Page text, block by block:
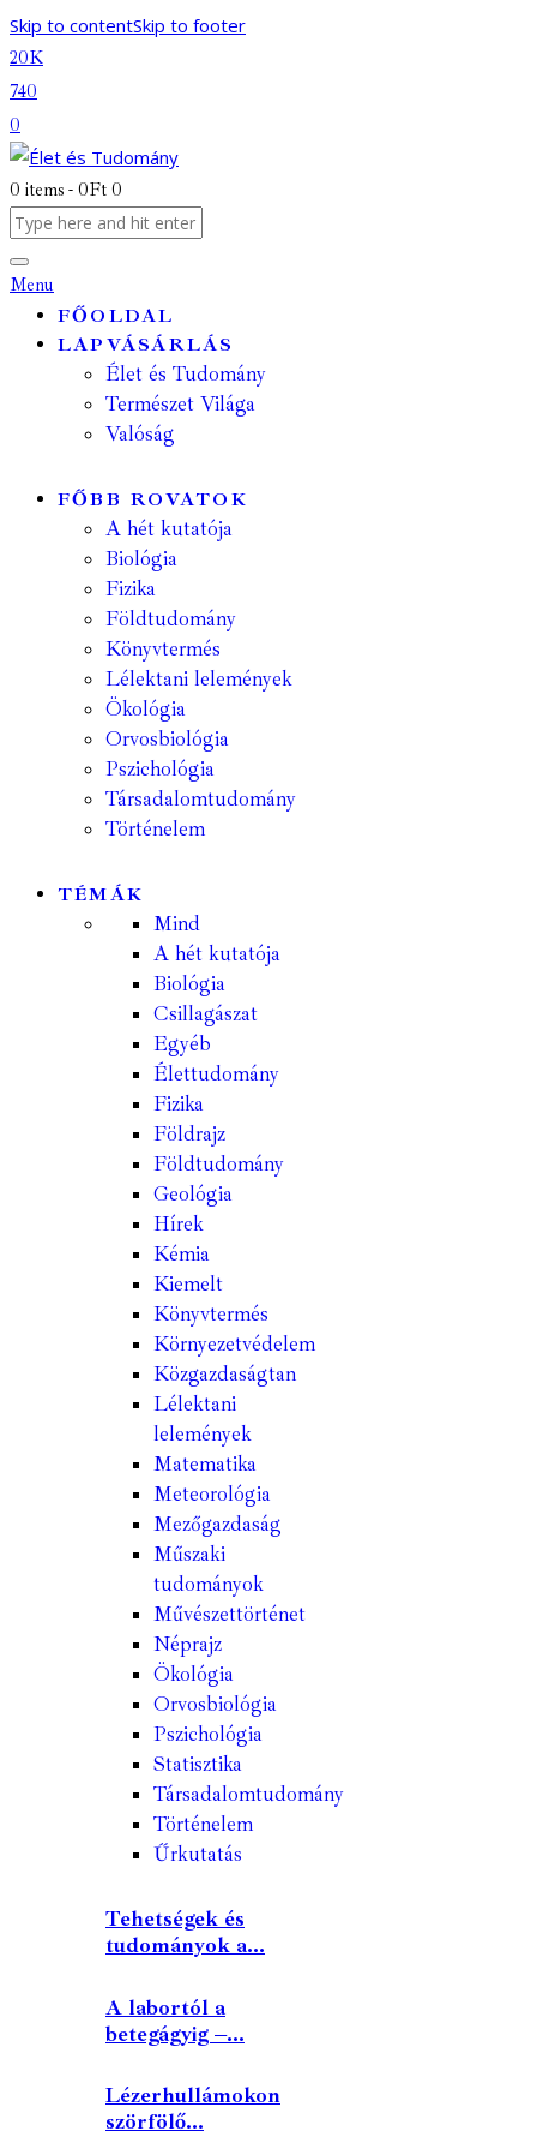
Skip to contentSkip to footer
20K
740
0
0 items - 0Ft 0
Menu
FŐOLDAL
LAPVÁSÁRLÁS
Élet és Tudomány
Természet Világa
Valóság
FŐBB ROVATOK
A hét kutatója
Biológia
Fizika
Földtudomány
Könyvtermés
Lélektani lelemények
Ökológia
Orvosbiológia
Pszichológia
Társadalomtudomány
Történelem
TÉMÁK
Mind
A hét kutatója
Biológia
Csillagászat
Egyéb
Élettudomány
Fizika
Földrajz
Földtudomány
Geológia
Hírek
Kémia
Kiemelt
Könyvtermés
Környezetvédelem
Közgazdaságtan
Lélektani
lelemények
Matematika
Meteorológia
Mezőgazdaság
Műszaki
tudományok
Művészettörténet
Néprajz
Ökológia
Orvosbiológia
Pszichológia
Statisztika
Társadalomtudomány
Történelem
Űrkutatás
Tehetségek és
tudományok a...
A labortól a
betegágyig –...
Lézerhullámokon
szörfölő...